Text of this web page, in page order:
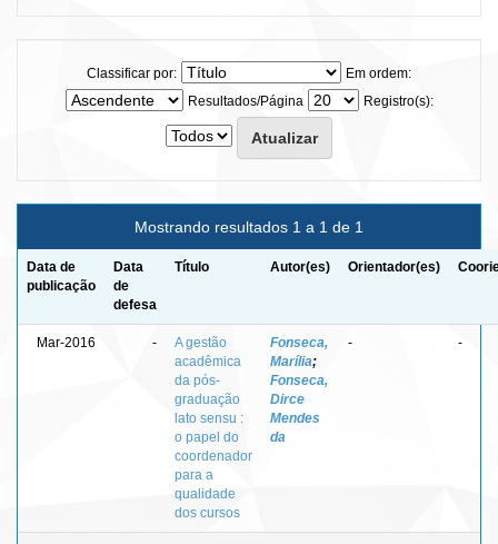
Classificar por:
Em ordem:
Resultados/Página
Registro(s):
Mostrando resultados 1 a 1 de 1
Data de
publicação
Data
de
defesa
Título Autor(es) Orientador(es)
Mar-2016 -
A gestão
acadêmica
da pós-
graduação
lato sensu :
o papel do
coordenador
para a
qualidade
dos cursos
Fonseca,
Marília;
Fonseca,
Dirce
Mendes
da
- -